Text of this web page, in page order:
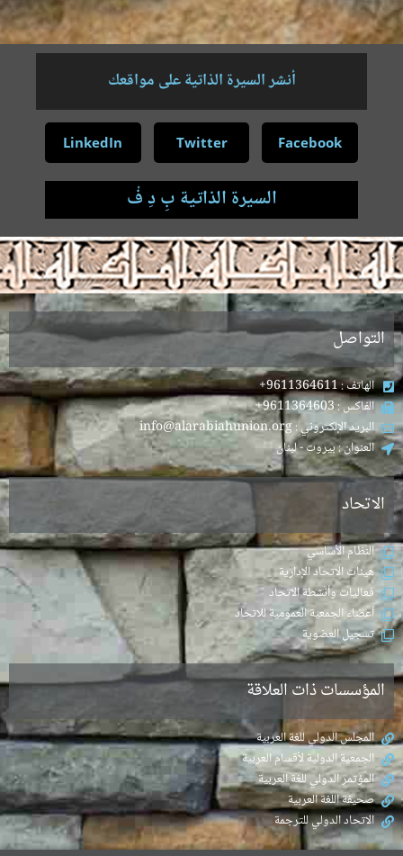
أنشر السيرة الذاتية على مواقعك
Facebook
Twitter
LinkedIn
السيرة الذاتية بِ دِ فْ
.
التواصل
الهاتف : 9611364611+
الفاكس : 9611364603+
البريد الإلكتروني : info@alarabiahunion.org
العنوان : بيروت - لبنان
الاتحاد
النظام الأساسي
هيئات الاتحاد الإدارية
فعاليات وأنشطة الاتحاد
أعضاء الجمعية العمومية للاتحاد
تسجيل العضوية
المؤسسات ذات العلاقة
المجلس الدولي للغة العربية
الجمعية الدولية لأقسام العربية
المؤتمر الدولي للغة العربية
صحيفة اللغة العربية
الاتحاد الدولي للترجمة